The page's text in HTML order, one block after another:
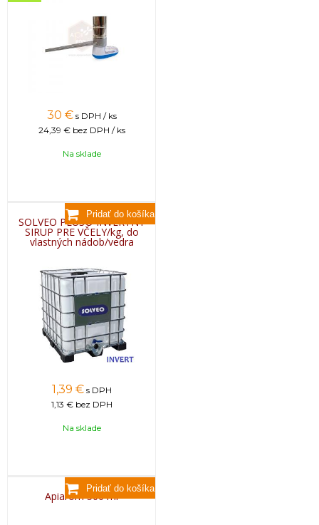
30 € s DPH / ks
24,39 € bez DPH / ks
Na sklade
SOLVEO PLUS® INVERTNÝ
SIRUP PRE VČELY/kg, do
vlastných nádob/vedra
1,39 € s DPH
1,13 € bez DPH
Na sklade
Apiarom 500 ml